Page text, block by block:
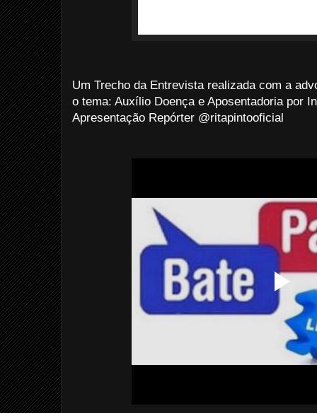
Um Trecho da Entrevista realizada com a
o tema: Auxílio Doença e Aposentadoria por
Apresentação Repórter @ritapintooficial